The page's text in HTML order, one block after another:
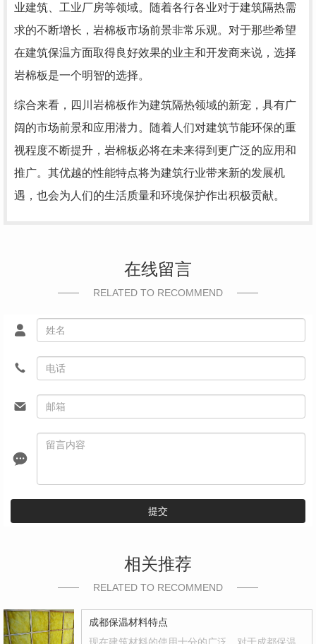
业建筑、工业厂房等领域。随着各行各业对于建筑隔热需
求的不断增长，岩棉板市场前景非常乐观。对于那些希望
在建筑保温方面取得良好效果的业主和开发商来说，选择
岩棉板是一个明智的选择。
综合来看，四川岩棉板作为建筑隔热领域的新宠，具有广
阔的市场前景和应用潜力。随着人们对建筑节能环保的重
视程度不断提升，岩棉板必将在未来得到更广泛的应用和
推广。其优越的性能特点将为建筑行业带来新的发展机
遇，也会为人们的生活质量和环境保护作出积极贡献。
在线留言
RELATED TO RECOMMEND
提交
相关推荐
RELATED TO RECOMMEND
成都保温材料特点